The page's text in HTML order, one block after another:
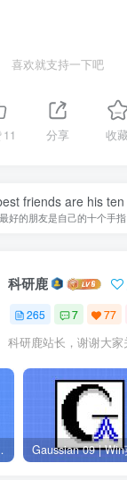
喜欢就支持一下吧
11 分享 收
friends are his
好的朋友是自己的十个手指
科研鹿
265 7 77
科研鹿站长，谢谢大家
件 | 安装教程